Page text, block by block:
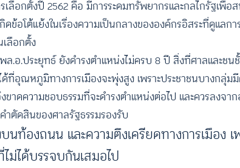
ลือกตั้งปี 2562 คือ มีการระดมทรัพยากรและกลไกรัฐเ
ดข้อโต้แย้งในเรื่องความเป็นกลางขององค์กรอิสระที่ดูแล
ลือกตั้ง
อ.ประยุทธ์ ยังดำรงตำแหน่งไม่ครบ 8 ปี สิ่งที่ศาลและช
ที่อุณหภูมิทางการเมืองจะพุ่งสูง เพราะประชาชนบางกลุ่ม
าดความชอบธรรมที่จะดำรงตำแหน่งต่อไป และควรลงจ
ำตัดสินของศาลรัฐธรรมรองรับ
นท้องถนน และความตึงเครียดทางการเมือง
ได้บรรจบกันเสมอไป